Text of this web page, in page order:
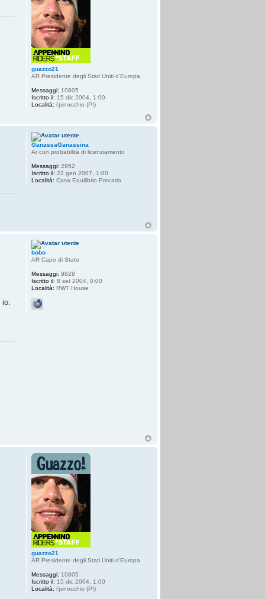
guazzo21
AR Presidente degli Stati Uniti d'Europa
Messaggi: 10805
Iscritto il: 15 dic 2004, 1:00
Località: i'pinocchio (PI)
GanassaGanassina
Ar con probabilità di licenziamento
Messaggi: 2952
Iscritto il: 22 gen 2007, 1:00
Località: Casa Equilibrio Precario
bobo
AR Capo di Stato
Messaggi: 9828
Iscritto il: 8 set 2004, 0:00
Località: RWT House
guazzo21
AR Presidente degli Stati Uniti d'Europa
Messaggi: 10805
Iscritto il: 15 dic 2004, 1:00
Località: i'pinocchio (PI)